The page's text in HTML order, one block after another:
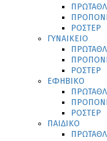
ΡΟΣΤΕΡ
ΓΥΝΑΙΚΕΙΟ
ΡΟΣΤΕΡ
ΕΦΗΒΙΚΟ
ΡΟΣΤΕΡ
ΠΑΙΔΙΚΟ